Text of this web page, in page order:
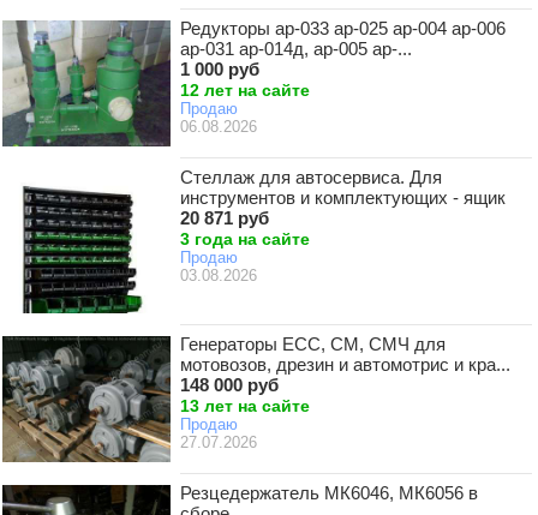
Редукторы ар-033 ар-025 ар-004 ар-006
ар-031 ар-014д, ар-005 ар-...
1 000 руб
12 лет на сайте
Продаю
06.08.2026
Стеллаж для автосервиса. Для
инструментов и комплектующих - ящик
20 871 руб
3 года на сайте
Продаю
03.08.2026
Генераторы ЕСС, СМ, СМЧ для
мотовозов, дрезин и автомотрис и кра...
148 000 руб
13 лет на сайте
Продаю
27.07.2026
Резцедержатель МК6046, МК6056 в